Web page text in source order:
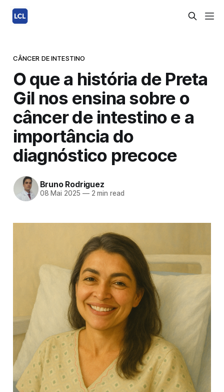
CÂNCER DE INTESTINO
O que a história de Preta
Gil nos ensina sobre o
câncer de intestino e a
importância do
diagnóstico precoce
Bruno Rodriguez
08 Mai 2025 —2 min read